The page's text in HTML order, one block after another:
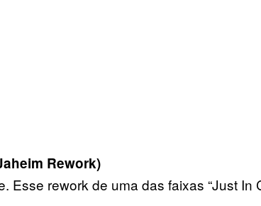
Rework)
Esse rework de uma das faixas “Just In